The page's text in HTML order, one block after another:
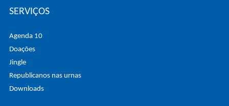
SERVIÇOS
Agenda 10
Doações
Jingle
Republicanos nas urnas
Downloads